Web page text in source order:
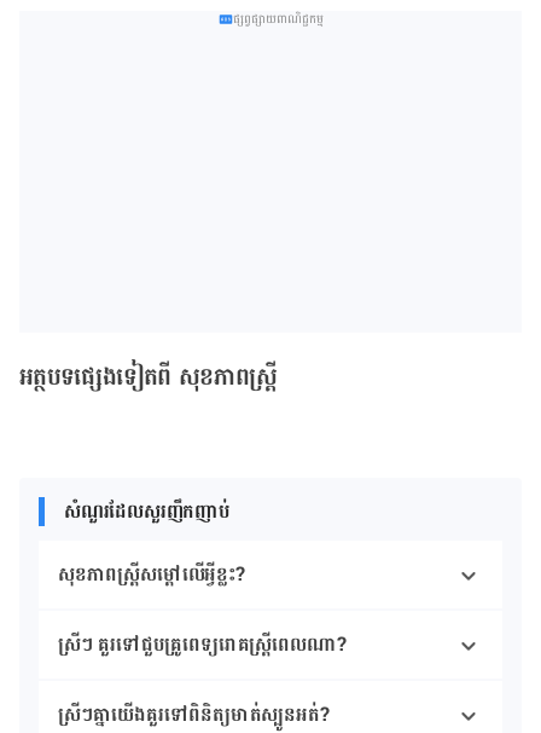
ផ្សព្វផ្សាយពាណិជ្ជកម្ម
អត្ថបទផ្សេងទៀតពី សុខភាពស្ត្រី
សំណួរដែលសួរញឹកញាប់
សុខភាពស្ត្រីសម្ដៅលើអ្វីខ្លះ?
ស្រីៗ គួរទៅជួបគ្រូពេទ្យរោគស្ត្រីពេលណា?
ស្រីៗគ្នាយើងគួរ​ទៅពិនិត្យ​មាត់​ស្បូន​អត់?